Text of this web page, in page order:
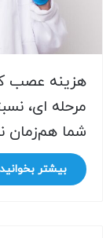
هزینه عصب
مرحله ای،
شما هم‌زمان
بیشتر